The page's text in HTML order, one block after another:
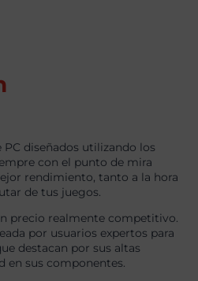
PC diseñados utilizando los
con el punto de mira
rendimiento, tanto a la hora
de tus juegos.
precio realmente competitivo.
por usuarios expertos para
destacan por sus altas
en sus componentes.